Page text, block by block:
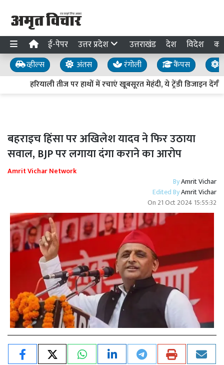
ई-पेपर उत्तर प्रदेश उत्तराखंड देश विदेश
व्हील्स अंतस रंगोली कैंपस
हरियाली तीज पर हाथों में रचाएं खूबसूरत मेहंदी, ये ट्रेंडी डिजाइन
बहराइच हिंसा पर अखिलेश यादव ने फिर उठाया
सवाल, BJP पर लगाया दंगा कराने का आरोप
Amrit Vichar Network
ByAmrit Vichar
Edited ByAmrit Vichar
On 21 Oct 2024 15:55:32